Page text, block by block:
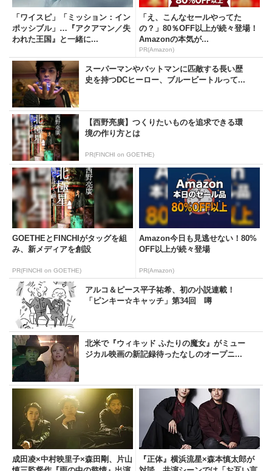
「ワイスピ」「ミッション：イン
ポッシブル」…『アクアマン／失
われた王国』と一緒に...
「え、こんなセールやってた
の？」80％OFF以上が続々登場！
Amazonの本気が...
PR(Amazon)
スーパーマンやバットマンに匹敵する長い歴
史を持つDCヒーロー、ブルービートルって...
【西野亮廣】つくりたいものを追求できる環
境の作り方とは
PR(FINCHI on GOETHE)
GOETHEとFINCHIがタッグを組
み、新メディアを創設
PR(FINCHI on GOETHE)
Amazon今日も見逃せない！80%
OFF以上が続々登場
PR(Amazon)
アルコ＆ピース平子祐希、初の小説連載！
「ピンキー☆キャッチ」第34回 噂
北米で『ウィキッド ふたりの魔女』がミュー
ジカル映画の新記録待ったなしのオープニ...
成田凌×中村映里子×森田剛、片山
『正体』横浜流星×森本慎太郎が